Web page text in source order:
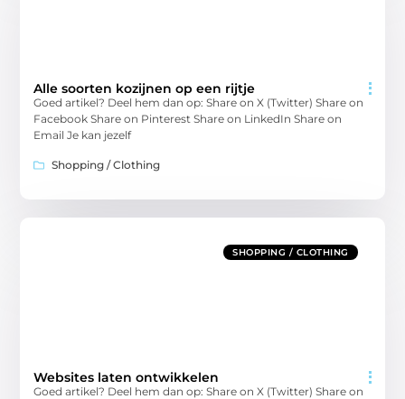
Alle soorten kozijnen op een rijtje
Goed artikel? Deel hem dan op: Share on X (Twitter) Share on
Facebook Share on Pinterest Share on LinkedIn Share on
Email Je kan jezelf
Shopping / Clothing
SHOPPING / CLOTHING
Websites laten ontwikkelen
Goed artikel? Deel hem dan op: Share on X (Twitter) Share on